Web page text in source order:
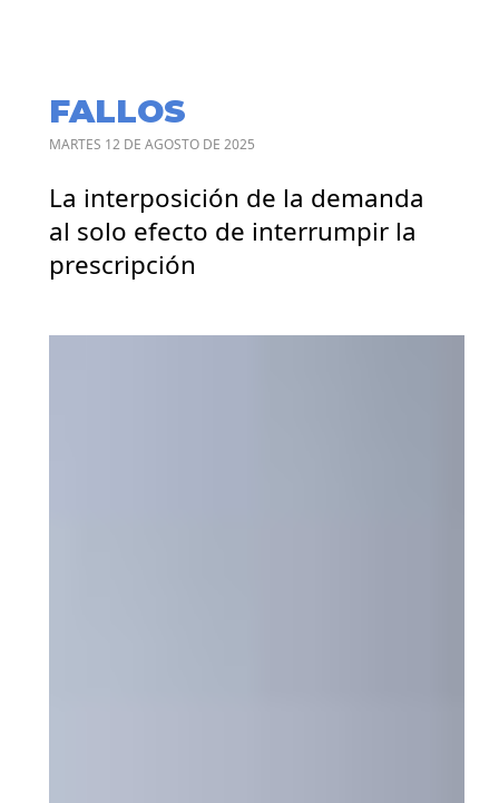
FALLOS
MARTES 12 DE AGOSTO DE 2025
La interposición de la demanda
al solo efecto de interrumpir la
prescripción